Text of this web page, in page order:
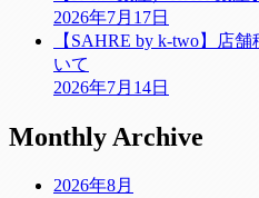
2026年7月17日
【SAHRE by k-two】店
いて
2026年7月14日
Monthly Archive
2026年8月